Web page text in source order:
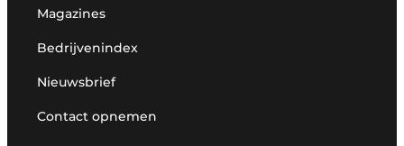
Magazines
Bedrijvenindex
Nieuwsbrief
Contact opnemen